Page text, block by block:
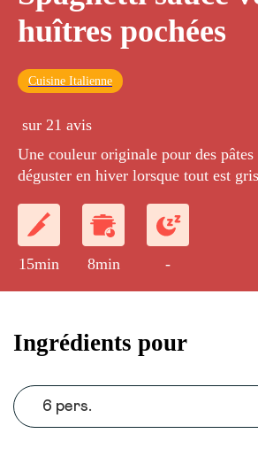
huîtres pochées
Cuisine Italienne
sur 21 avis
Une couleur originale pour des pâtes
déguster en hiver lorsque tout est
15min 8min -
Ingrédients pour
6 pers.